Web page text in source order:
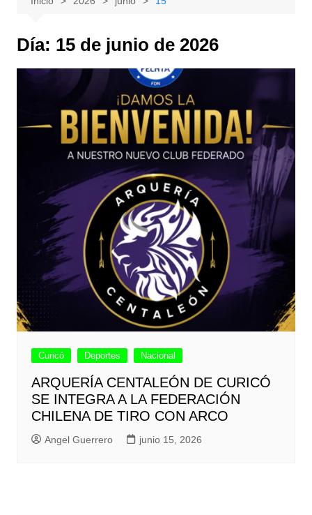
Día: 15 de junio de 2026
Curicó Deportes Nacional
ARQUERÍA CENTALEÓN DE CURICÓ
SE INTEGRA A LA FEDERACIÓN
CHILENA DE TIRO CON ARCO
Angel Guerrero junio 15, 2026